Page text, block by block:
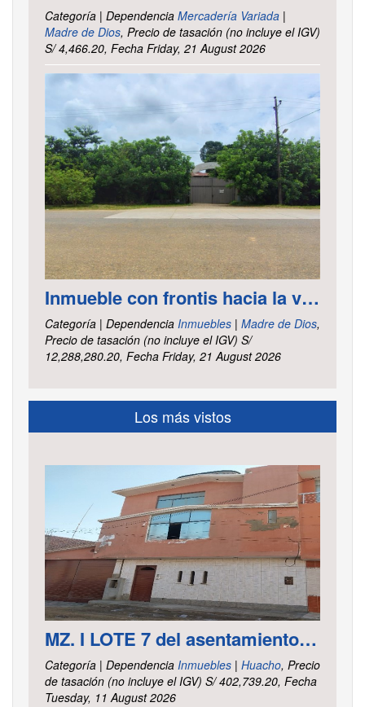
Categoría | Dependencia Mercadería Variada |
Madre de Dios, Precio de tasación (no incluye el IGV)
S/ 4,466.20, Fecha Friday, 21 August 2026
Inmueble con frontis hacia la vía al aeropuerto, es un terreno de forma irregular, cuenta con carretera asfaltada ubicado en la Av. Elmer Faucett km. 6.400, área ha. 2.625 distrito Tambopata, provincia Tambopata y departamento Madre de Dios
Categoría | Dependencia Inmuebles | Madre de Dios,
Precio de tasación (no incluye el IGV) S/
12,288,280.20, Fecha Friday, 21 August 2026
Los más vistos
MZ. I LOTE 7 del asentamiento Humano las Delicias – Paramonga – Barranca – Lima
Categoría | Dependencia Inmuebles | Huacho, Precio
de tasación (no incluye el IGV) S/ 402,739.20, Fecha
Tuesday, 11 August 2026